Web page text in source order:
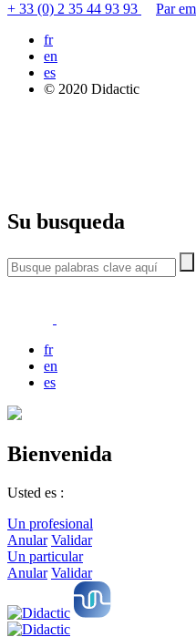
+ 33 (0) 2 35 44 93 93
Par
fr
en
es
© 2020 Didactic
Su busqueda
fr
en
es
Bienvenida
Usted es :
Un profesional
Anular Validar
Un particular
Anular Validar